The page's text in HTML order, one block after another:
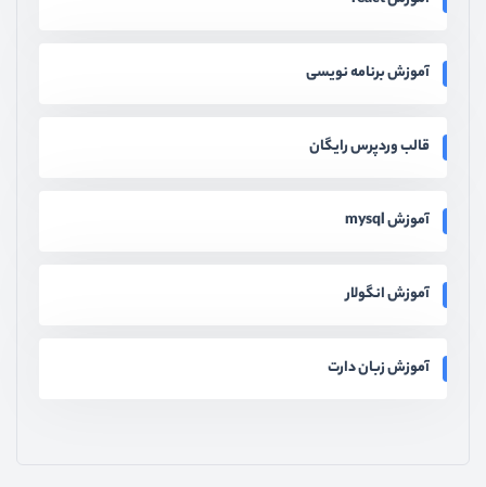
آموزش برنامه نویسی
قالب وردپرس رایگان
آموزش mysql
آموزش انگولار
آموزش زبان دارت